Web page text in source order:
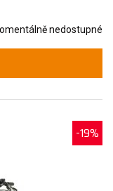
nedostupné
-19%